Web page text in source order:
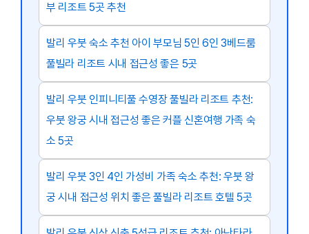
부 리조트 5곳 추천
발리 우붓 숙소 추천 아이 부모님 5인 6인 3베드룸
풀빌라 리조트 시내 접근성 좋은 5곳
발리 우붓 인피니티풀 수영장 풀빌라 리조트 추천:
우붓 왕궁 시내 접근성 좋은 커플 신혼여행 가족 숙
소 5곳
발리 우붓 3인 4인 가성비 가족 숙소 추천: 우붓 왕
궁 시내 접근성 위치 좋은 풀빌라 리조트 호텔 5곳